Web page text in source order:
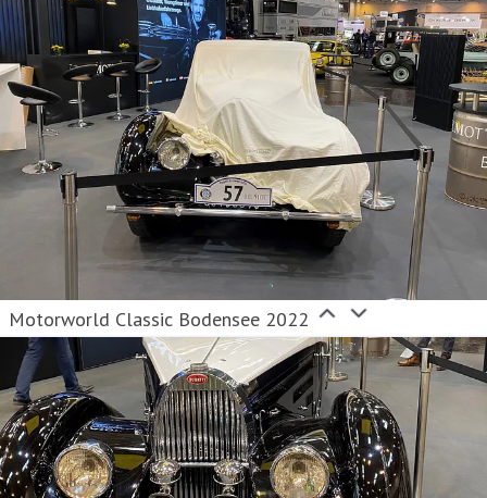
Motorworld Classic Bodensee 2022